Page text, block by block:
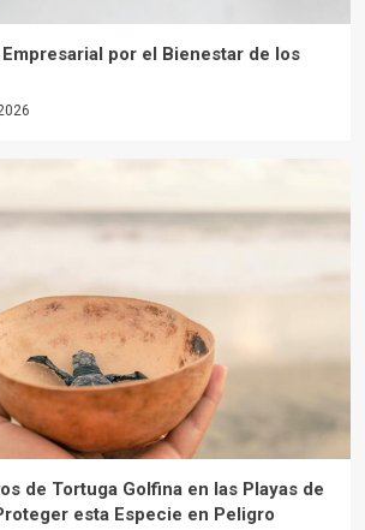
por el Bienestar de los
de Tortuga Golfina en las Playas de
esta Especie en Peligro